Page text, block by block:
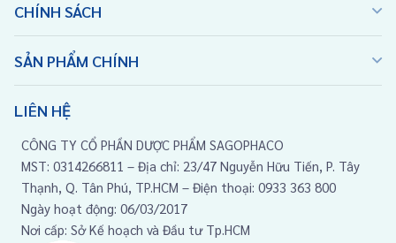
CHÍNH SÁCH
SẢN PHẨM CHÍNH
LIÊN HỆ
CÔNG TY CỔ PHẦN DƯỢC PHẨM SAGOPHACO
MST: 0314266811 – Địa chỉ: 23/47 Nguyễn Hữu Tiến, P. Tây
Thạnh, Q. Tân Phú, TP.HCM – Điện thoại: 0933 363 800
Ngày hoạt động: 06/03/2017
Nơi cấp: Sở Kế hoạch và Đầu tư Tp.HCM